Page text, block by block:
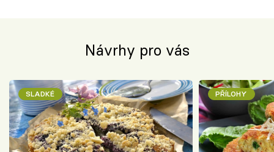
Návrhy pro vás
SLADKÉ PŘÍLOHY